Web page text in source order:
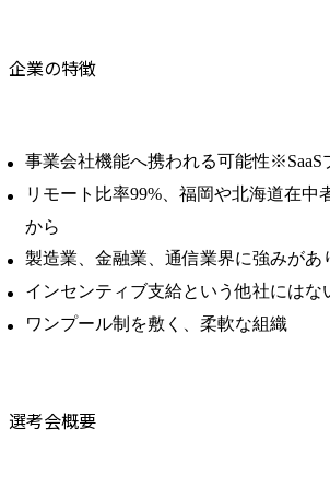
企業の特徴
事業会社機能へ携われる可能性
リモート比率99%、福岡や北海道在
から
製造業、金融業、通信業界に強みが
インセンティブ支給という他社にはな
ワンプール制を敷く、柔軟な組織
選考会概要